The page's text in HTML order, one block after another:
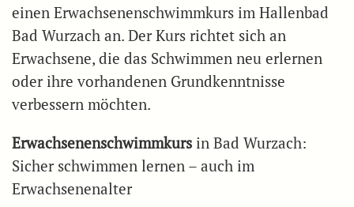
einen Erwachsenenschwimmkurs im Hallenbad
Bad Wurzach an. Der Kurs richtet sich an
Erwachsene, die das Schwimmen neu erlernen
oder ihre vorhandenen Grundkenntnisse
verbessern möchten.
Erwachsenenschwimmkurs in Bad Wurzach:
Sicher schwimmen lernen – auch im
Erwachsenenalter